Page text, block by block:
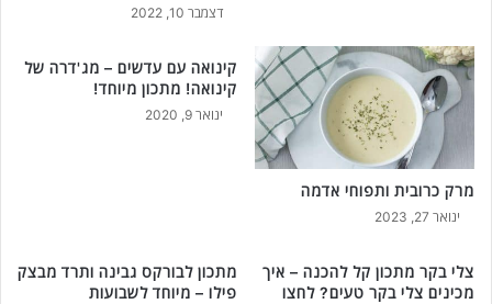
ה
!
דצמבר 10, 2022
מרק כרובית ותפוחי אדמה
ינואר 27, 2023
קינואה עם עדשים – מג'דרה של
קינואה! מתכון מיוחד!
ינואר 9, 2020
צלי בקר מתכון קל להכנה – איך
מכינים צלי בקר טעים? לחצו
מתכון לבורקס גבינה ותרד מבצק
פילו – מיוחד לשבועות